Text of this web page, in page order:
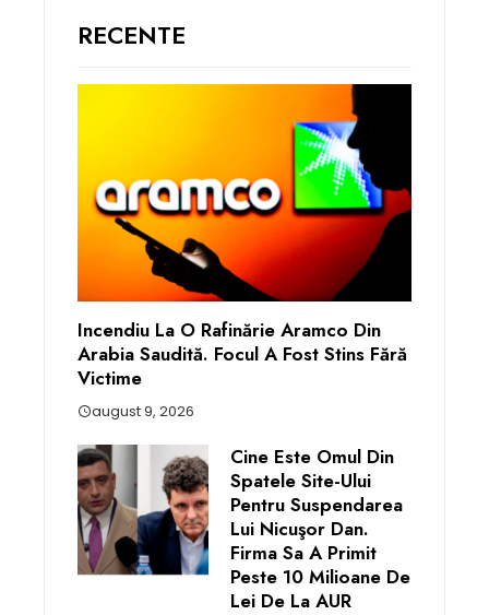
RECENTE
Incendiu La O Rafinărie Aramco Din
Arabia Saudită. Focul A Fost Stins Fără
Victime
august 9, 2026
Cine Este Omul Din
Spatele Site-Ului
Pentru Suspendarea
Lui Nicuşor Dan.
Firma Sa A Primit
Peste 10 Milioane De
Lei De La AUR